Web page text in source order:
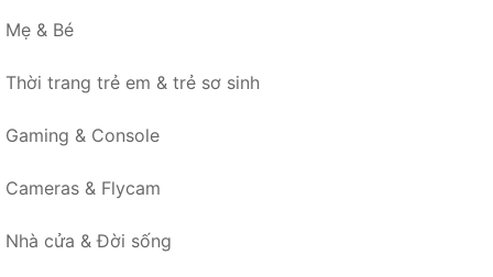
Mẹ & Bé
Thời trang trẻ em & trẻ sơ sinh
Gaming & Console
Cameras & Flycam
Nhà cửa & Đời sống